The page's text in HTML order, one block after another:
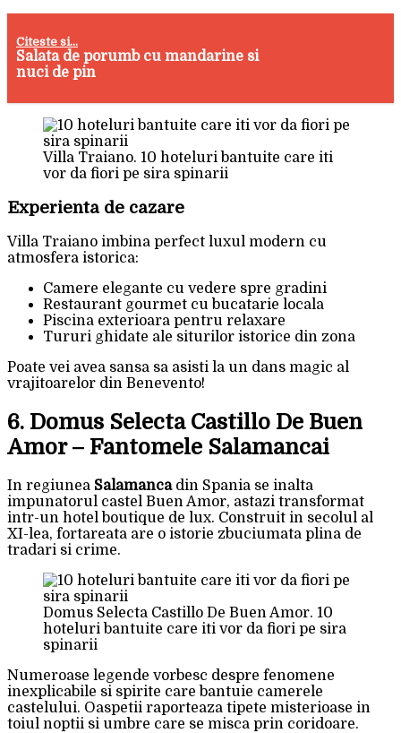
Citeste si...
Salata de porumb cu mandarine si
nuci de pin
Villa Traiano. 10 hoteluri bantuite care iti
vor da fiori pe sira spinarii
Experienta de cazare
Villa Traiano imbina perfect luxul modern cu
atmosfera istorica:
Camere elegante cu vedere spre gradini
Restaurant gourmet cu bucatarie locala
Piscina exterioara pentru relaxare
Tururi ghidate ale siturilor istorice din zona
Poate vei avea sansa sa asisti la un dans magic al
vrajitoarelor din Benevento!
6. Domus Selecta Castillo De Buen
Amor – Fantomele Salamancai
In regiunea Salamancadin Spania se inalta
impunatorul castel Buen Amor, astazi transformat
intr-un hotel boutique de lux. Construit in secolul al
XI-lea, fortareata are o istorie zbuciumata plina de
tradari si crime.
Domus Selecta Castillo De Buen Amor. 10
hoteluri bantuite care iti vor da fiori pe sira
spinarii
Numeroase legende vorbesc despre fenomene
inexplicabile si spirite care bantuie camerele
castelului. Oaspetii raporteaza tipete misterioase in
toiul noptii si umbre care se misca prin coridoare.